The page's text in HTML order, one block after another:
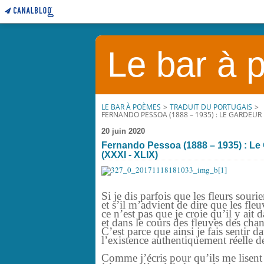
Le bar à
LE BAR À POÈMES > TRADUIT DU PORTUGAIS >
FERNANDO PESSOA (1888 – 1935) : LE
20 juin 2020
Fernando Pessoa (1888 – 1935) :
(XXXI - XLIX)
Si je dis parfois que les fleurs
et s’il m’advient de dire que les
ce n’est pas que je croie qu’il y ait
et dans le cours des fleuves des
C’est parce que ainsi je fais sentir
l’existence authentiquement réelle
Comme j’écris pour qu’ils me